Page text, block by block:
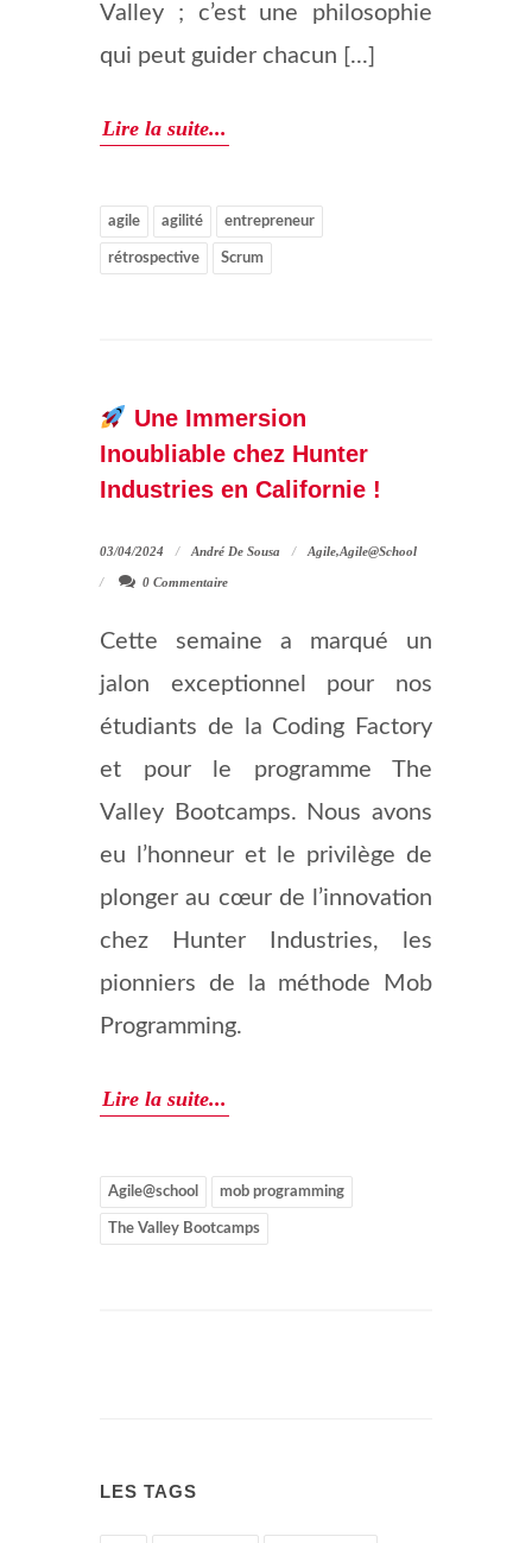
Valley ; c’est une philosophie
qui peut guider chacun [...]
Lire la suite...
agile agilité entrepreneur
rétrospective Scrum
Une Immersion
Inoubliable chez Hunter
Industries en Californie !
03/04/2024 André De Sousa Agile,Agile@School
0 Commentaire
Cette semaine a marqué un
jalon exceptionnel pour nos
étudiants de la Coding Factory
et pour le programme The
Valley Bootcamps. Nous avons
eu l’honneur et le privilège de
plonger au cœur de l’innovation
chez Hunter Industries, les
pionniers de la méthode Mob
Programming.
Lire la suite...
Agile@school mob programming
The Valley Bootcamps
LES TAGS